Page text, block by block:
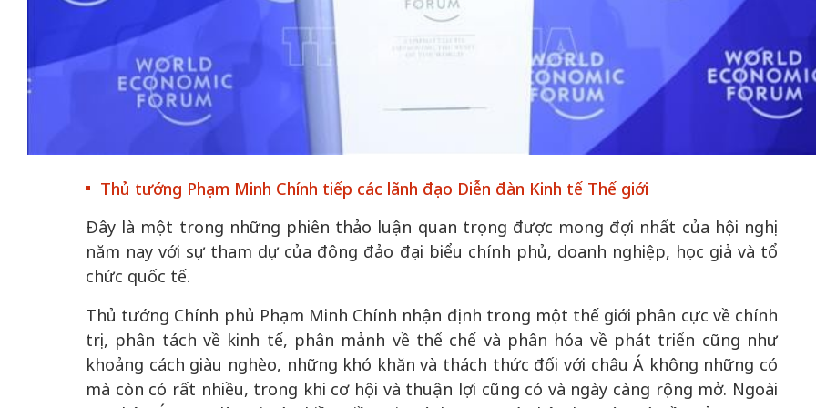
Thủ tướng Phạm Minh Chính tiếp các lãnh đạo Diễn đàn Kinh tế Thế giới
Đây là một trong những phiên thảo luận quan trọng được mong đợi nhất của hội nghị
năm nay với sự tham dự của đông đảo đại biểu chính phủ, doanh nghiệp, học giả và tổ
chức quốc tế.
Thủ tướng Chính phủ Phạm Minh Chính nhận định trong một thế giới phân cực về chính
trị, phân tách về kinh tế, phân mảnh về thể chế và phân hóa về phát triển cũng như
khoảng cách giàu nghèo, những khó khăn và thách thức đối với châu Á không những có
mà còn có rất nhiều, trong khi cơ hội và thuận lợi cũng có và ngày càng rộng mở. Ngoài
Hà Nội vững bước vào
không gian phát triển
mới - Kỳ 5: Thủ đô qua
lăng kính số hóa
50 năm Việt Nam gia
nhập UNESCO: Khơi
nguồn nội lực văn hóa,
định hình vị thế kiến
tạo | Kỳ 4: Sáng kiến
làm nên diện mạo mới
50 năm Việt Nam gia
nhập UNESCO: Khơi
nguồn nội lực văn hóa,
định hình vị thế kiến
tạo | Kỳ 3: Hội nhập
quốc tế bằng bản lĩnh
Việt Nam
50 năm Việt
nhập
nguồn nội lực
hòa bình thể
quyết định